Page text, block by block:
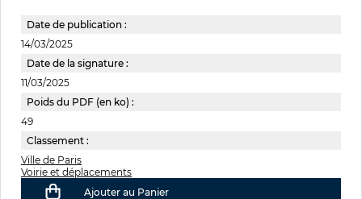
Date de publication :
14/03/2025
Date de la signature :
11/03/2025
Poids du PDF (en ko) :
49
Classement :
Ville de Paris
Voirie et déplacements
Ajouter au Panier